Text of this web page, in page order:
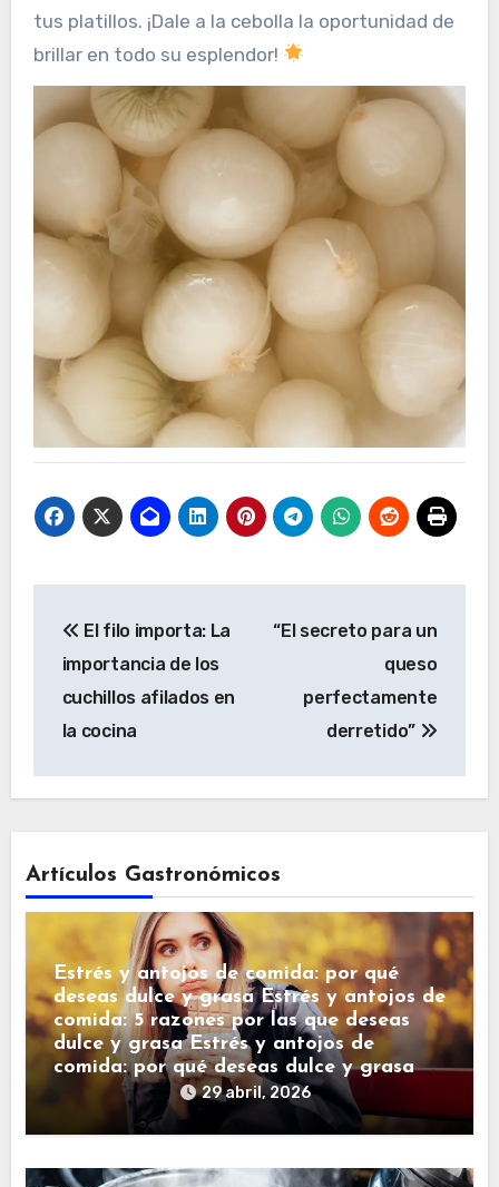
tus platillos. ¡Dale a la cebolla la oportunidad de
brillar en todo su esplendor!
de
entradas
El filo importa: La
importancia de los
cuchillos afilados en
la cocina
“El secreto para un
queso
perfectamente
derretido”
Artículos Gastronómicos
Estrés y antojos de comida: por qué
deseas dulce y grasa Estrés y antojos de
comida: 5 razones por las que deseas
dulce y grasa Estrés y antojos de
comida: por qué deseas dulce y grasa
29 abril, 2026